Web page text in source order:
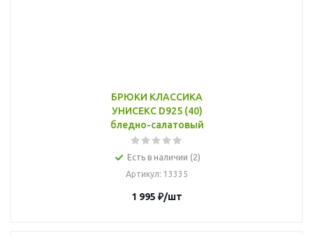
БРЮКИ КЛАССИКА
УНИСЕКС D925 (40)
бледно-салатовый
Есть в наличии (2)
Артикул: 13335
1 995 ₽/шт